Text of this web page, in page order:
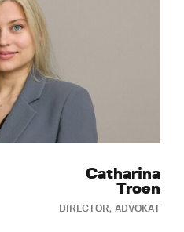
Catharina
Troen
DIRECTOR, ADVOKAT